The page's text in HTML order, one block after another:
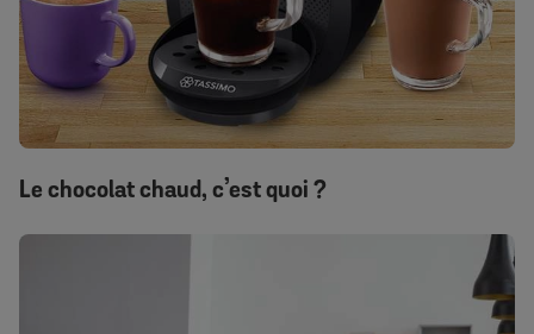
Le chocolat chaud, c’est quoi ?